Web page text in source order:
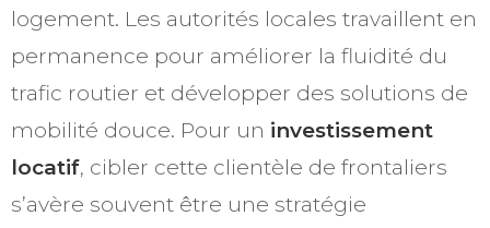
logement. Les autorités locales travaillent en
permanence pour améliorer la fluidité du
trafic routier et développer des solutions de
mobilité douce. Pour un investissement
locatif, cibler cette clientèle de frontaliers
s’avère souvent être une stratégie